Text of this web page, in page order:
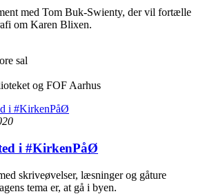
med Tom Buk-Swienty, der vil fortælle
om Karen Blixen.
sal
og FOF Aarhus
i #KirkenPåØ
skriveøvelser, læsninger og gåture
tema er, at gå i byen.